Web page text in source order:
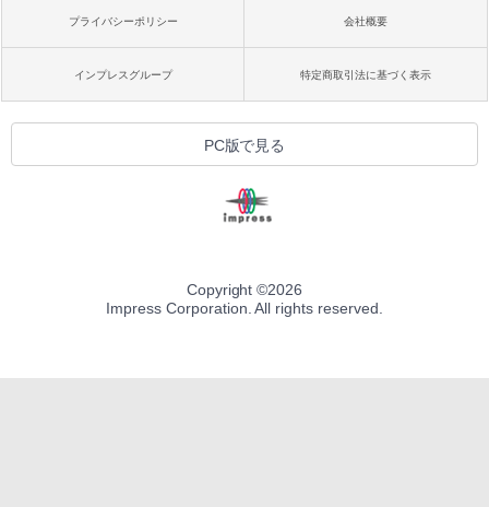
プライバシーポリシー 会社概要
インプレスグループ 特定商取引法に基づく表示
PC版で見る
Copyright ©2026
Impress Corporation. All rights reserved.